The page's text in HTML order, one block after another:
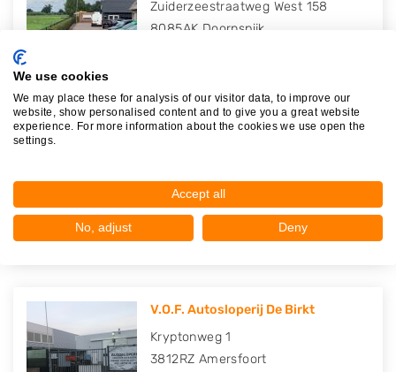
Zuiderzeestraatweg West 158
8085AK Doornspijk
3833AB Leusden
Op 22,23 km afstand
V.O.F. Autosloperij De Birkt
Kryptonweg 1
3812RZ Amersfoort
We use cookies
We may place these for analysis of our visitor data, to improve our
website, show personalised content and to give you a great website
experience. For more information about the cookies we use open the
settings.
Accept all
No, adjust Deny